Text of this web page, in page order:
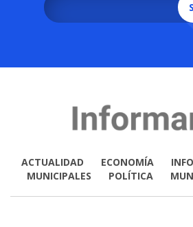
ACTUALIDAD ECONOMÍA
MUNICIPALES
POLÍTICA